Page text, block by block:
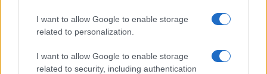
I want to allow Google to enable storage
related to personalization.
I want to allow Google to enable storage
related to security, including authentication